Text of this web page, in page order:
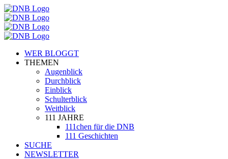
WER BLOGGT
THEMEN
Augenblick
Durchblick
Einblick
Schulterblick
Weitblick
111 JAHRE
111chen für die DNB
111 Geschichten
SUCHE
NEWSLETTER